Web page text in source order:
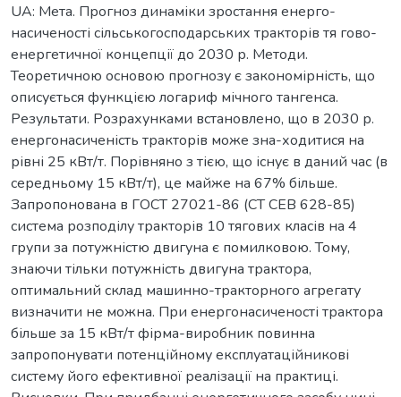
UA: Мета. Прогноз динаміки зростання енерго-
насиченості сільськогосподарських тракторів тя гово-
енергетичної концепції до 2030 р. Методи.
Теоретичною основою прогнозу є закономірність, що
описується функцією логариф мічного тангенса.
Результати. Розрахунками встановлено, що в 2030 р.
енергонасиченість тракторів може зна-ходитися на
рівні 25 кВт/т. Порівняно з тією, що існує в даний час (в
середньому 15 кВт/т), це майже на 67% більше.
Запропонована в ГОСТ 27021-86 (СТ СЕВ 628-85)
система розподілу тракторів 10 тягових класів на 4
групи за потужністю двигуна є помилковою. Тому,
знаючи тільки потужність двигуна трактора,
оптимальний склад машинно-тракторного агрегату
визначити не можна. При енергонасиченості трактора
більше за 15 кВт/т фірма-виробник повинна
запропонувати потенційному експлуатаційникові
систему його ефективної реалізації на практиці.